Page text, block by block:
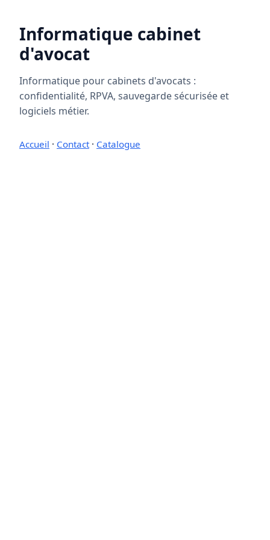
Informatique cabinet
d'avocat
Informatique pour cabinets d'avocats :
confidentialité, RPVA, sauvegarde sécurisée et
logiciels métier.
Accueil · Contact· Catalogue